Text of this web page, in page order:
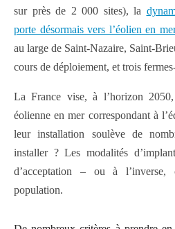
sur près de 2 000 sites), la
porte désormais vers l’éolien en mer
au large de Saint-Nazaire, Saint-
cours de déploiement, et trois
La France vise, à l’horizon
éolienne en mer correspondant à
leur installation soulève de
installer ? Les modalités
d’acceptation – ou à
population.